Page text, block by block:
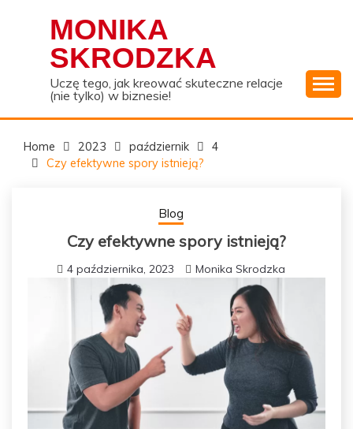
MONIKA
SKRODZKA
Uczę tego, jak kreować skuteczne relacje
(nie tylko) w biznesie!
Home 2023 październik
4
Czy efektywne spory istnieją?
Blog
Czy efektywne spory istnieją?
4 października, 2023 Monika Skrodzka